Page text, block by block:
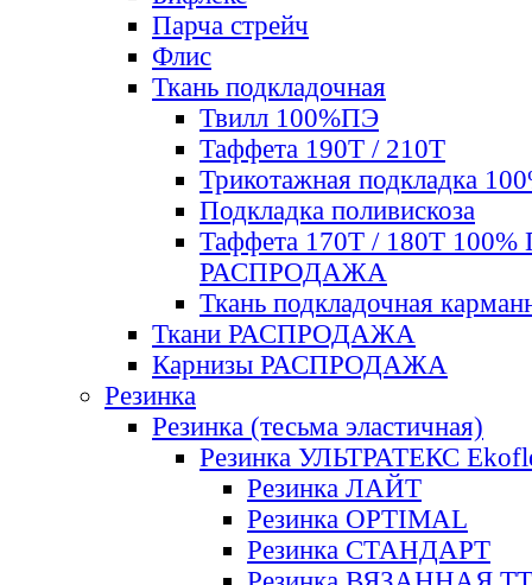
Парча стрейч
Флис
Ткань подкладочная
Твилл 100%ПЭ
Таффета 190Т / 210Т
Трикотажная подкладка
Подкладка поливискоза
Таффета 170Т / 180Т 100%
РАСПРОДАЖА
Ткань подкладочная
Ткани РАСПРОДАЖА
Карнизы РАСПРОДАЖА
Резинка
Резинка (тесьма эластичная)
Резинка УЛЬТРАТЕКС
Резинка ЛАЙТ
Резинка OPTIMAL
Резинка СТАНДАРТ